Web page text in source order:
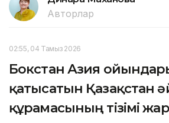
Авторлар
02:55, 04 Тамыз 2026
Бокстан Азия
қатысатын Қазақстан
құрамасының тізімі